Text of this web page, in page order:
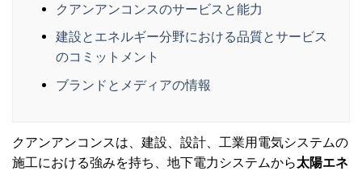
クアンアンコンスのサービスと能力
建設とエネルギー分野における品質とサービス
のコミットメント
ブランドとメディアの情報
クアンアンコンスは、建設、設計、工業用電気システムの
施工における強みを持ち、地下電力システムから太陽エネ